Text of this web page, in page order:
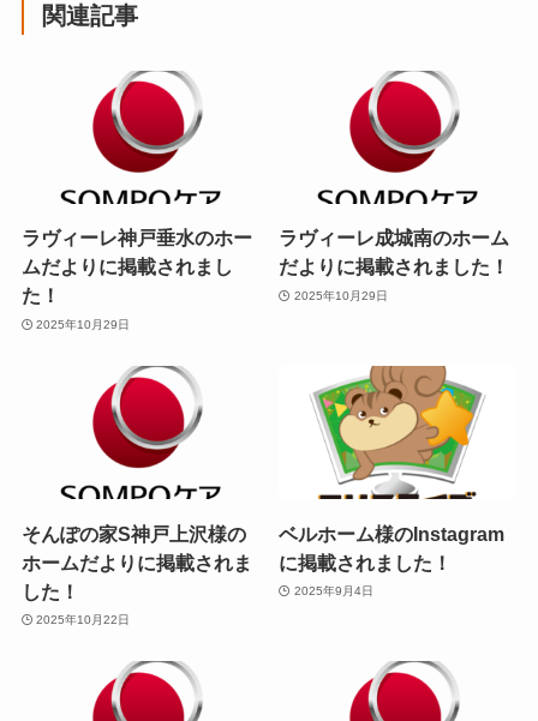
関連記事
ラヴィーレ神戸垂水のホー
ムだよりに掲載されまし
た！
2025年10月29日
ラヴィーレ成城南のホーム
だよりに掲載されました！
2025年10月29日
そんぽの家S神戸上沢様の
ホームだよりに掲載されま
した！
2025年10月22日
ベルホーム様のInstagram
に掲載されました！
2025年9月4日